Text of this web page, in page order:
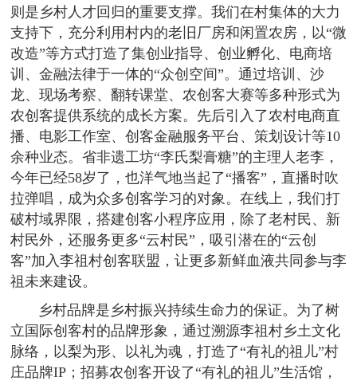
则是乡村人才回归的重要支撑。我们在村集体的大力
支持下，充分利用村内的老旧厂房和闲置农房，以“微
改造”等方式打造了集创业指导、创业孵化、电商培
训、金融法律于一体的“众创空间”。通过培训、沙
龙、现场考察、翻转课堂、农创客大赛等多种形式为
农创客提供系统的成长方案。先后引入了农村电商直
播、电影工作室、创客金融服务平台、策划设计等10
余种业态。省非遗工坊“李氏梨膏糖”的主理人老李，
今年已经58岁了，也洋气地当起了“播客”，直播时吹
拉弹唱，成为众多创客学习的对象。在线上，我们打
破村域界限，搭建创客小程序应用，除了老村民、新
村民外，还服务更多“云村民”，吸引潜在的“云创
客”加入李祖村创客联盟，让更多新鲜血液共同参与李
祖未来建设。
乡村品牌是乡村振兴持续生命力的保证。为了树
立国际创客村的品牌形象，通过溯源李祖村乡土文化
脉络，以梨为形、以礼为魂，打造了“有礼的祖儿”村
庄品牌IP；招募农创客开设了“有礼的祖儿”生活馆，